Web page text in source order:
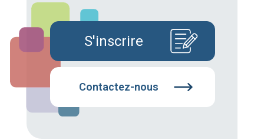
S'inscrire
Contactez-nous